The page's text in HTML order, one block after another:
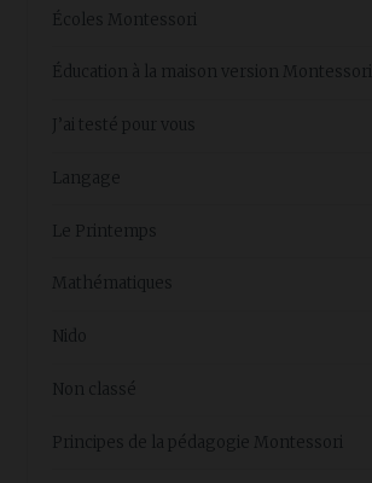
Écoles Montessori
Éducation à la maison version Montessori
J’ai testé pour vous
Langage
Le Printemps
Mathématiques
Nido
Non classé
Principes de la pédagogie Montessori